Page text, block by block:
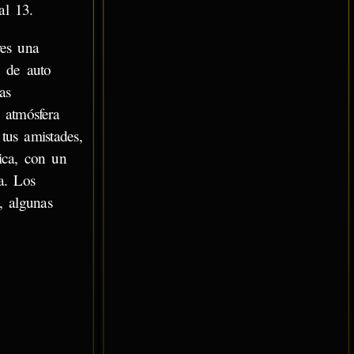
13.
una
de auto
amistades,
con un
Los
algunas